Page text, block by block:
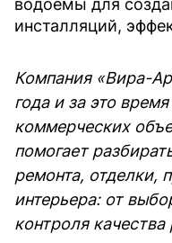
водоемы для
инсталляций,
Компания «Вира-
года и за это
коммерческих
помогает
ремонта, отделки,
интерьера: от
контроля качества